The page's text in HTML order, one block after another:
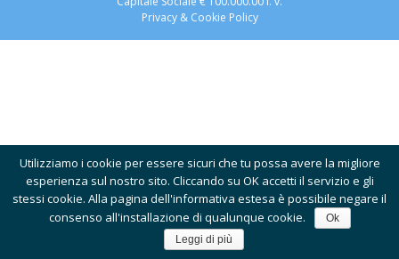
Privacy & Cookie Policy
Utilizziamo i cookie per essere sicuri che tu possa avere la migliore
esperienza sul nostro sito. Cliccando su OK accetti il servizio e gli
stessi cookie. Alla pagina dell'informativa estesa è possibile negare il
consenso all'installazione di qualunque cookie.
Ok
Leggi di più